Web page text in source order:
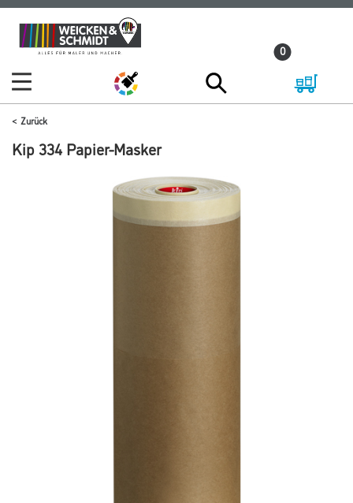
Zum
Inhalt
Zum
Navigationsmenü
0
Zurück
Kip 334 Papier-Masker